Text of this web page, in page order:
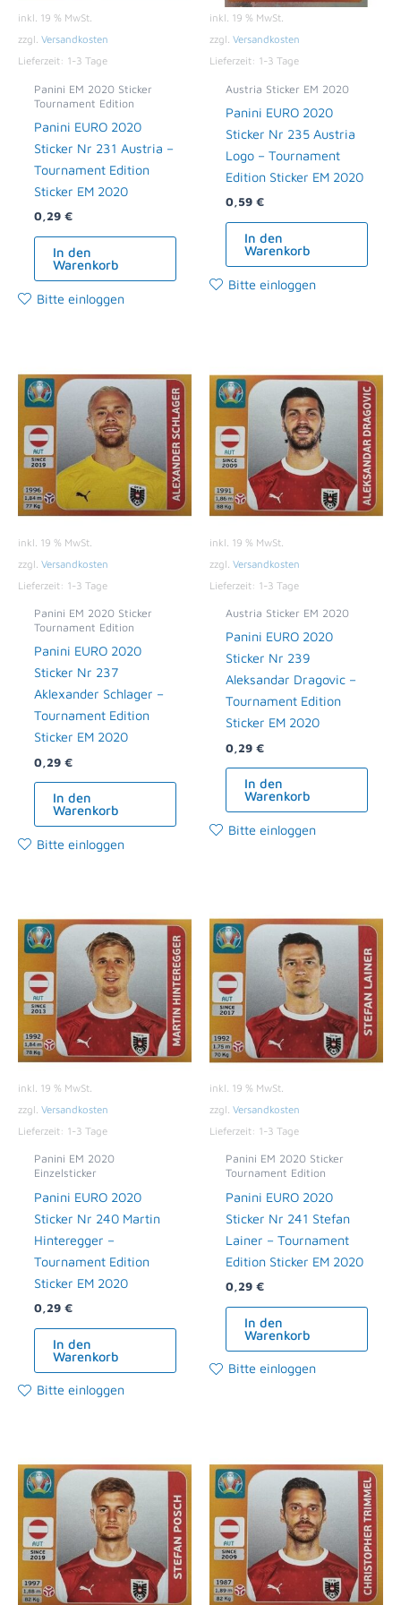
inkl. 19 % MwSt.
zzgl. Versandkosten
Lieferzeit: 1-3 Tage
Panini EM 2020 Sticker
Tournament Edition
Panini EURO 2020
Sticker Nr 231 Austria –
Tournament Edition
Sticker EM 2020
0,29 €
In den
Warenkorb
Bitte einloggen
inkl. 19 % MwSt.
zzgl. Versandkosten
Lieferzeit: 1-3 Tage
Austria Sticker EM 2020
Panini EURO 2020
Sticker Nr 235 Austria
Logo – Tournament
Edition Sticker EM 2020
0,59 €
In den
Warenkorb
Bitte einloggen
inkl. 19 % MwSt.
zzgl. Versandkosten
Lieferzeit: 1-3 Tage
Panini EM 2020 Sticker
Tournament Edition
Panini EURO 2020
Sticker Nr 237
Aklexander Schlager –
Tournament Edition
Sticker EM 2020
0,29 €
In den
Warenkorb
Bitte einloggen
inkl. 19 % MwSt.
zzgl. Versandkosten
Lieferzeit: 1-3 Tage
Austria Sticker EM 2020
Panini EURO 2020
Sticker Nr 239
Aleksandar Dragovic –
Tournament Edition
Sticker EM 2020
0,29 €
In den
Warenkorb
Bitte einloggen
inkl. 19 % MwSt.
zzgl. Versandkosten
Lieferzeit: 1-3 Tage
Panini EM 2020
Einzelsticker
Panini EURO 2020
Sticker Nr 240 Martin
Hinteregger –
Tournament Edition
Sticker EM 2020
0,29 €
In den
Warenkorb
Bitte einloggen
inkl. 19 % MwSt.
zzgl. Versandkosten
Lieferzeit: 1-3 Tage
Panini EM 2020 Sticker
Tournament Edition
Panini EURO 2020
Sticker Nr 241 Stefan
Lainer – Tournament
Edition Sticker EM 2020
0,29 €
In den
Warenkorb
Bitte einloggen